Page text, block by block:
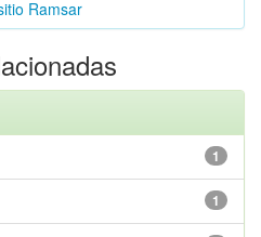
Ramsar
1
1